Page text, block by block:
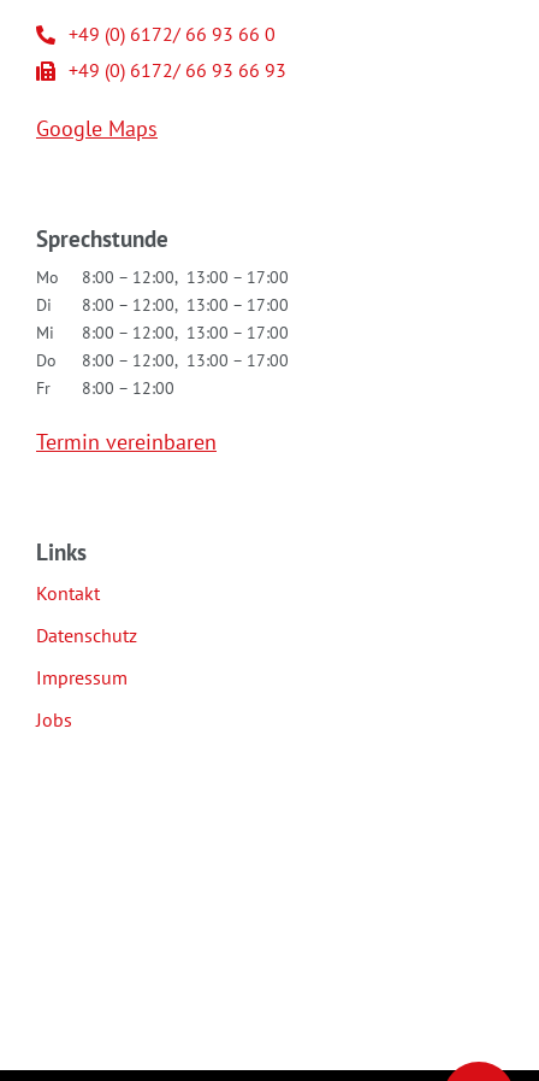
+49 (0) 6172/ 66 93 66 0
+49 (0) 6172/ 66 93 66 93
Google Maps
Sprechstunde
Mo
8:00 – 12:00, 13:00 – 17:00
Di
8:00 – 12:00, 13:00 – 17:00
Mi
8:00 – 12:00, 13:00 – 17:00
Do
8:00 – 12:00, 13:00 – 17:00
Fr
8:00 – 12:00
Termin vereinbaren
Links
Kontakt
Datenschutz
Impressum
Jobs